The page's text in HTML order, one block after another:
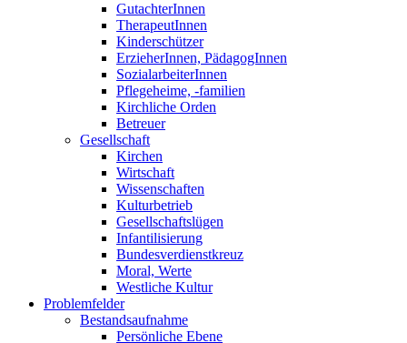
GutachterInnen
TherapeutInnen
Kinderschützer
ErzieherInnen, PädagogInnen
SozialarbeiterInnen
Pflegeheime, -familien
Kirchliche Orden
Betreuer
Gesellschaft
Kirchen
Wirtschaft
Wissenschaften
Kulturbetrieb
Gesellschaftslügen
Infantilisierung
Bundesverdienstkreuz
Moral, Werte
Westliche Kultur
Problemfelder
Bestandsaufnahme
Persönliche Ebene